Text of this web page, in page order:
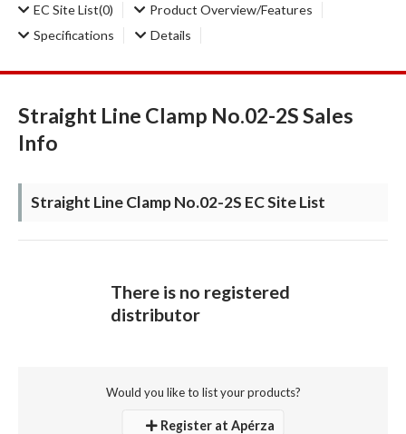
EC Site List(0)
Product Overview/Features
Specifications
Details
Straight Line Clamp No.02-2S Sales
Info
Straight Line Clamp No.02-2S EC Site List
There is no registered
distributor
Would you like to list your products?
Register at Apérza